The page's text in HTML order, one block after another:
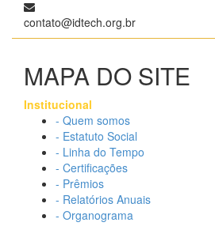
contato@idtech.org.br
MAPA DO SITE
Institucional
- Quem somos
- Estatuto Social
- Linha do Tempo
- Certificações
- Prêmios
- Relatórios Anuais
- Organograma